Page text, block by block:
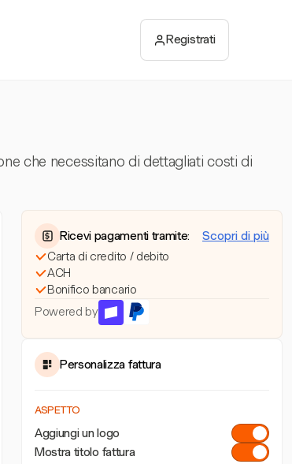
Registrati
che necessitano di dettagliati costi di
Ricevi pagamenti tramite:
Scopri di più
Carta di credito / debito
ACH
Bonifico bancario
Powered by
Personalizza fattura
ASPETTO
Aggiungi un logo
Mostra titolo fattura